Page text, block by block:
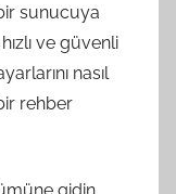
sunucuya
ve güvenli
nasıl
rehber
gidin.